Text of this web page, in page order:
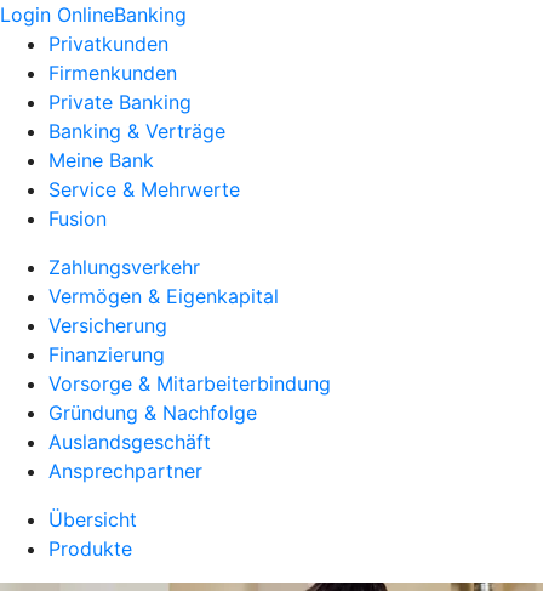
Login OnlineBanking
Privatkunden
Firmenkunden
Private Banking
Banking & Verträge
Meine Bank
Service & Mehrwerte
Fusion
Zahlungsverkehr
Vermögen & Eigenkapital
Versicherung
Finanzierung
Vorsorge & Mitarbeiterbindung
Gründung & Nachfolge
Auslandsgeschäft
Ansprechpartner
Übersicht
Produkte